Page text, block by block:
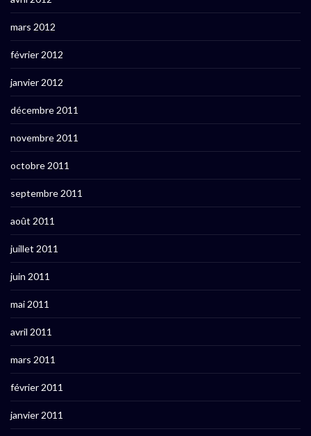
mars 2012
février 2012
janvier 2012
décembre 2011
novembre 2011
octobre 2011
septembre 2011
août 2011
juillet 2011
juin 2011
mai 2011
avril 2011
mars 2011
février 2011
janvier 2011